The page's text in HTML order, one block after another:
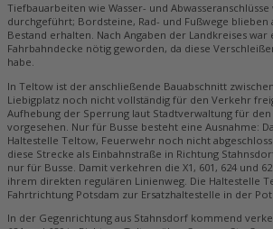
Tiefbauarbeiten wie Wasser- und
durchgeführt; Bordsteine, Rad- und Fußwege
Bestand erhalten. Nach Angaben der Landkreises
Fahrbahndecke nötig geworden, da diese
habe.
In Teltow ist der anschließende Bauabschnitt
Liebigplatz noch nicht vollständig für den Verkehr
Aufhebung der Sperrung laut Stadtverwaltung für
vorgesehen. Nur für Busse besteht eine Ausnahme:
Haltestelle Teltow, Feuerwehr noch nicht
diese Strecke als Einbahnstraße in Richtung
nur für Busse. Damit verkehren die X1, 601, 624 und
ihrem direkten regulären Linienweg. Die Haltestelle
Fahrtrichtung Potsdam zur Ersatzhaltestelle in der
In der Gegenrichtung aus Stahnsdorf kommend